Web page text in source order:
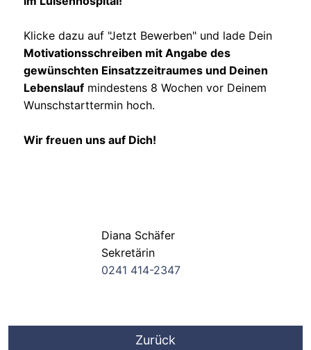
Klicke dazu auf "Jetzt Bewerben" und lade Dein
Motivationsschreiben mit Angabe des
gewünschten Einsatzzeitraumes und Deinen
Lebenslauf mindestens 8 Wochen vor Deinem
Wunschstarttermin hoch.
Wir freuen uns auf Dich!
Diana Schäfer
Sekretärin
0241 414-2347
Zurück